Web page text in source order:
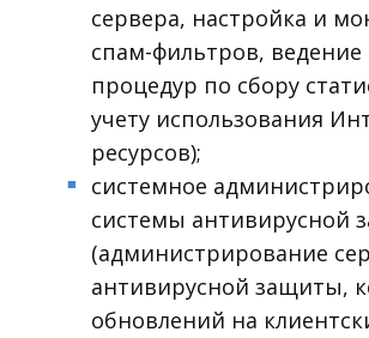
сервера, настройка и
спам-фильтров, ведение
процедур по сбору
учету использования
ресурсов);
■
системное
системы антивирусной
(администрирование
антивирусной защиты,
обновлений на